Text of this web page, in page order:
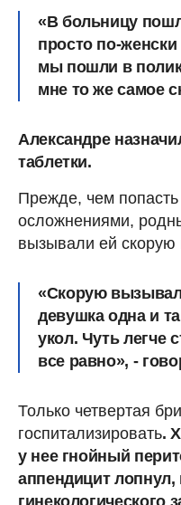
«В больницу
просто по-
мы пошли в
мне то же самое
Александре
таблетки.
Прежде, чем
осложнениями,
вызывали ей
«Скорую
девушка одна и
укол. Чуть легче
все равно», -
Только четвертая
госпитализировать.
у нее гнойный
аппендицит лопнул,
гинекологического